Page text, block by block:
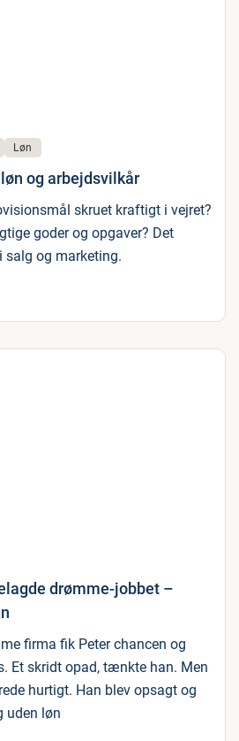
Løn
og arbejdsvilkår
skruet kraftigt i vejret?
goder og opgaver? Det
salg og marketing.
drømme-jobbet –
firma fik Peter chancen og
Et skridt opad, tænkte han. Men
hurtigt. Han blev opsagt og
uden løn